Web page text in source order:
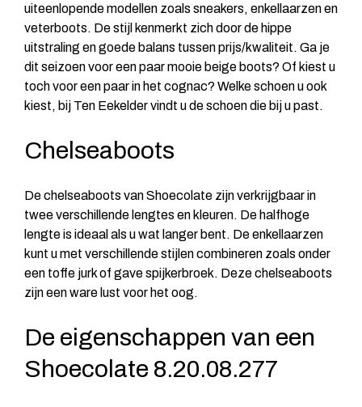
uiteenlopende modellen zoals sneakers, enkellaarzen en
veterboots. De stijl kenmerkt zich door de hippe
uitstraling en goede balans tussen prijs/kwaliteit. Ga je
dit seizoen voor een paar mooie beige boots? Of kiest u
toch voor een paar in het cognac? Welke schoen u ook
kiest, bij Ten Eekelder vindt u de schoen die bij u past.
Chelseaboots
De chelseaboots van Shoecolate zijn verkrijgbaar in
twee verschillende lengtes en kleuren. De halfhoge
lengte is ideaal als u wat langer bent. De enkellaarzen
kunt u met verschillende stijlen combineren zoals onder
een toffe jurk of gave spijkerbroek. Deze chelseaboots
zijn een ware lust voor het oog.
De eigenschappen van een
Shoecolate 8.20.08.277